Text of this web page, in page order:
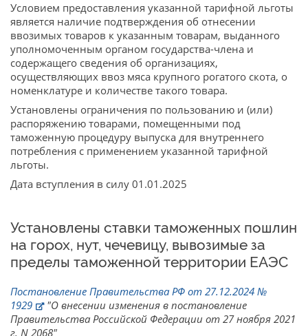
Условием предоставления указанной тарифной льготы
является наличие подтверждения об отнесении
ввозимых товаров к указанным товарам, выданного
уполномоченным органом государства-члена и
содержащего сведения об организациях,
осуществляющих ввоз мяса крупного рогатого скота, о
номенклатуре и количестве такого товара.
Установлены ограничения по пользованию и (или)
распоряжению товарами, помещенными под
таможенную процедуру выпуска для внутреннего
потребления с применением указанной тарифной
льготы.
Дата вступления в силу 01.01.2025
Установлены ставки таможенных пошлин
на горох, нут, чечевицу, вывозимые за
пределы таможенной территории ЕАЭС
Постановление Правительства РФ от 27.12.2024 №
1929
"О внесении изменения в постановление
Правительства Российской Федерации от 27 ноября 2021
г. N 2068"